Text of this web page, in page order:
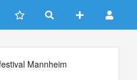
Mannheim